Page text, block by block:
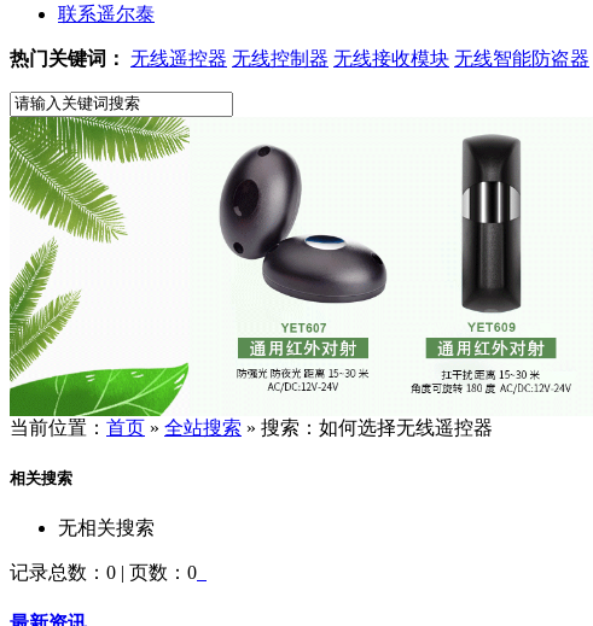
联系遥尔泰
热门关键词： 无线遥控器 无线控制器 无线接收模块 无线智能防盗器
当前位置： 首页 » 全站搜索 » 搜索：如何选择无线遥控器
相关搜索
无相关搜索
记录总数：0 | 页数：0